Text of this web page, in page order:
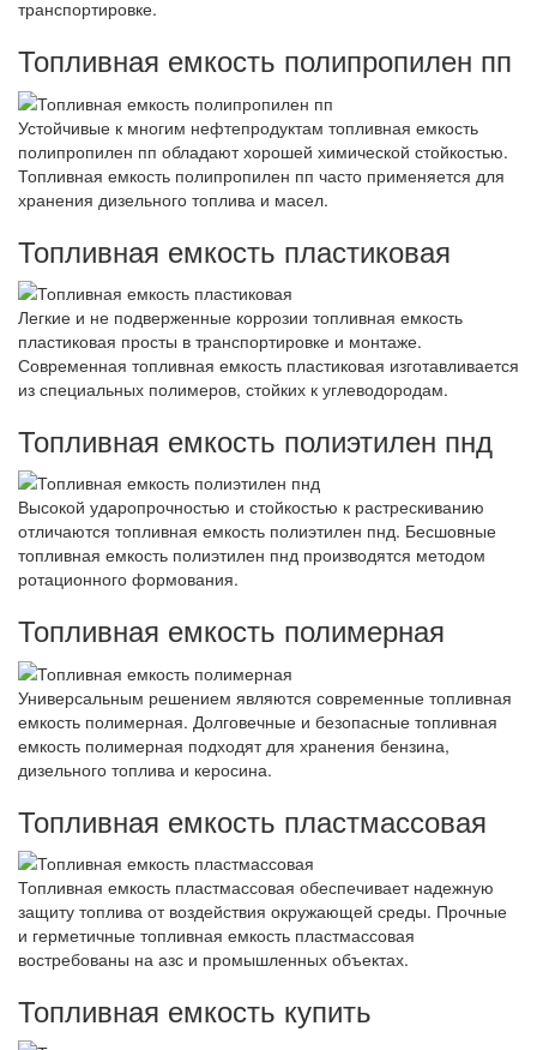
транспортировке.
Топливная емкость полипропилен пп
Устойчивые к многим нефтепродуктам топливная емкость
полипропилен пп обладают хорошей химической стойкостью.
Топливная емкость полипропилен пп часто применяется для
хранения дизельного топлива и масел.
Топливная емкость пластиковая
Легкие и не подверженные коррозии топливная емкость
пластиковая просты в транспортировке и монтаже.
Современная топливная емкость пластиковая изготавливается
из специальных полимеров, стойких к углеводородам.
Топливная емкость полиэтилен пнд
Высокой ударопрочностью и стойкостью к растрескиванию
отличаются топливная емкость полиэтилен пнд. Бесшовные
топливная емкость полиэтилен пнд производятся методом
ротационного формования.
Топливная емкость полимерная
Универсальным решением являются современные топливная
емкость полимерная. Долговечные и безопасные топливная
емкость полимерная подходят для хранения бензина,
дизельного топлива и керосина.
Топливная емкость пластмассовая
Топливная емкость пластмассовая обеспечивает надежную
защиту топлива от воздействия окружающей среды. Прочные
и герметичные топливная емкость пластмассовая
востребованы на азс и промышленных объектах.
Топливная емкость купить